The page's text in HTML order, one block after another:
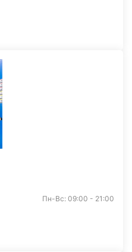
Пн-Вс: 09:00 - 21:00